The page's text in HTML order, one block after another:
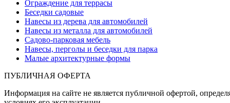
Ограждение для террасы
Беседки садовые
Навесы из дерева для автомобилей
Навесы из металла для автомобилей
Садово-парковая мебель
Навесы, перголы и беседки для парка
Малые архитектурные формы
ПУБЛИЧНАЯ ОФЕРТА
Информация на сайте не является публичной офертой,